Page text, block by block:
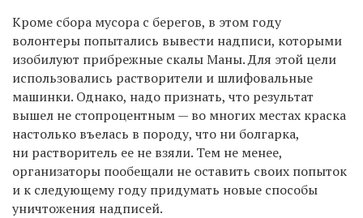
Кроме сбора мусора с берегов, в этом году
волонтеры попытались вывести надписи, которыми
изобилуют прибрежные скалы Маны. Для этой цели
использовались растворители и шлифовальные
машинки. Однако, надо признать, что результат
вышел не стопроцентным — во многих местах краска
настолько въелась в породу, что ни болгарка,
ни растворитель ее не взяли. Тем не менее,
организаторы пообещали не оставить своих попыток
и к следующему году придумать новые способы
уничтожения надписей.